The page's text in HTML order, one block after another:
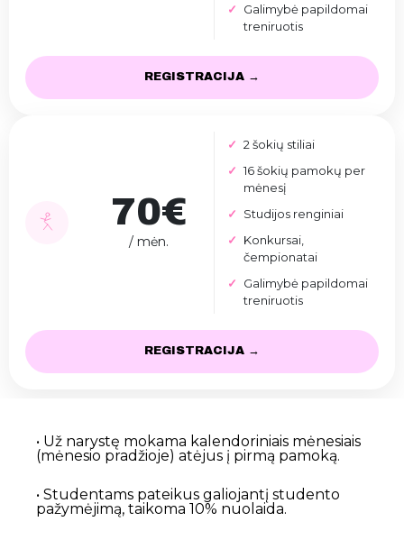
Galimybė papildomai
treniruotis
REGISTRACIJA →
70€
/ mėn.
2 šokių stiliai
16 šokių pamokų per
mėnesį
Studijos renginiai
Konkursai,
čempionatai
Galimybė papildomai
treniruotis
REGISTRACIJA →
• Už narystę mokama kalendoriniais mėnesiais
(mėnesio pradžioje) atėjus į pirmą pamoką.
• Studentams pateikus galiojantį studento
pažymėjimą, taikoma 10% nuolaida.